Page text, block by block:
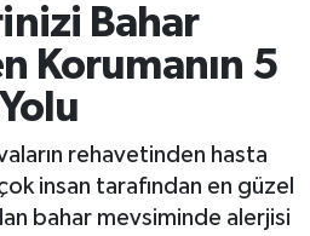
Bahar
Korumanın 5
Yolu
rehavetinden hasta
insan tarafından en güzel
bahar mevsiminde alerjisi